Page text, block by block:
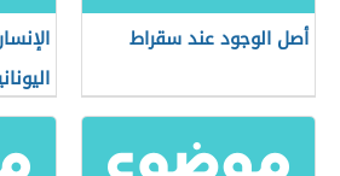
أصل الوجود عند سقراط